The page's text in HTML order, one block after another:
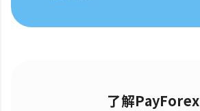
了解PayForex